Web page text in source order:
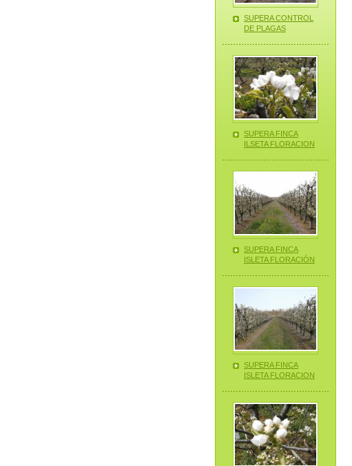
SUPERA CONTROL
DE PLAGAS
SUPERA FINCA
ILSETA FLORACION
SUPERA FINCA
ISLETA FLORACIÓN
SUPERA FINCA
ISLETA FLORACION